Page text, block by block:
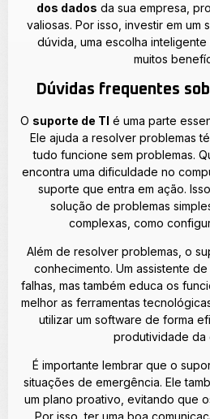
dos dados da sua empresa,
valiosas. Por isso, investir em um
dúvida, uma escolha
muitos
Dúvidas frequentes
O suporte de TI é uma parte
Ele ajuda a resolver problemas
tudo funcione sem problemas.
encontra uma dificuldade no
suporte que entra em ação.
solução de problemas
complexas, como
Além de resolver problemas, o
conhecimento. Um assistente
falhas, mas também educa os
melhor as ferramentas
utilizar um software de forma
produtividade da
É importante lembrar que o
situações de emergência. Ele
um plano proativo, evitando que